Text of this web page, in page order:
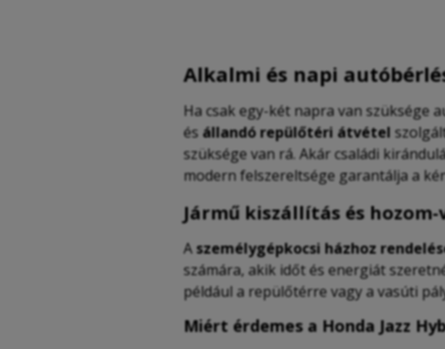
Alkalmi és napi
Ha csak egy-két napra van szüksége
ésállandó repülőtéri átvétel
szüksége van rá. Akár családi
modern felszereltsége garantálja a
Jármű kiszállítás és
Aszemélygépkocsi házhoz
számára, akik időt és energiát
például a repülőtérre vagy a vasúti
Miért érdemes a Honda Jazz